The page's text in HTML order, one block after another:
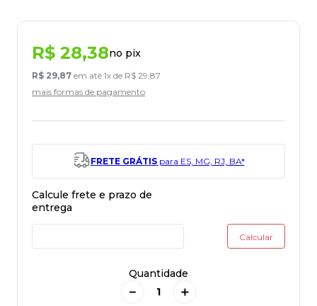
R$ 28,38no pix
R$ 29,87 em até 1x de R$ 29,87
mais formas de pagamento
FRETE GRÁTISpara ES, MG, RJ, BA*
Quantidade
＋
－